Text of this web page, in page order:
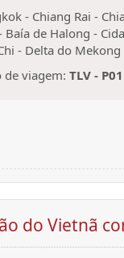
- Chiang Rai -
Baía de Halong -
- Delta do Mekong
de viagem: TLV - P01
do Vietnã